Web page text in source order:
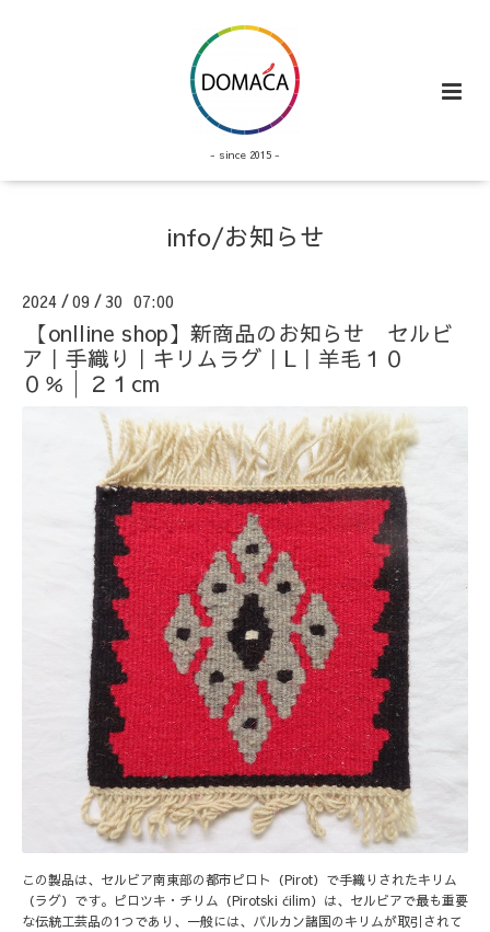
- since 2015 -
info/お知らせ
2024 /09 /30 07:00
【onlline shop】新商品のお知らせ セルビ
ア｜手織り｜キリムラグ｜L｜羊毛１０
０％│２１cm
この製品は、セルビア南東部の都市ピロト（Pirot）で手織りされたキリム
（ラグ）です。ピロツキ・チリム（Pirotski ćilim）は、セルビアで最も重要
な伝統工芸品の1つであり、一般には、バルカン諸国のキリムが取引されて